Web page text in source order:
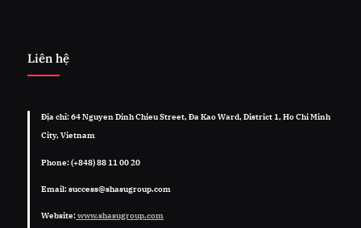
Liên hệ
Địa chỉ: 64 Nguyen Dinh Chieu Street, Đa Kao Ward, District 1, Ho Chi Minh
City, Vietnam
Phone: (+848) 88 11 00 20
Email: success@shasugroup.com
Website:www.shasugroup.com